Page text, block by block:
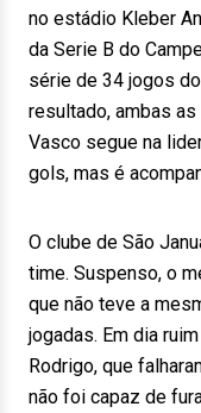
no estádio Kleber
da Serie B do
série de 34 jogos
resultado, ambas
Vasco segue na
gols, mas é
O clube de São
time. Suspenso, o
que não teve a
jogadas. Em dia
Rodrigo, que
não foi capaz de